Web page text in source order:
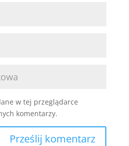
w tej przeglądarce
komentarzy.